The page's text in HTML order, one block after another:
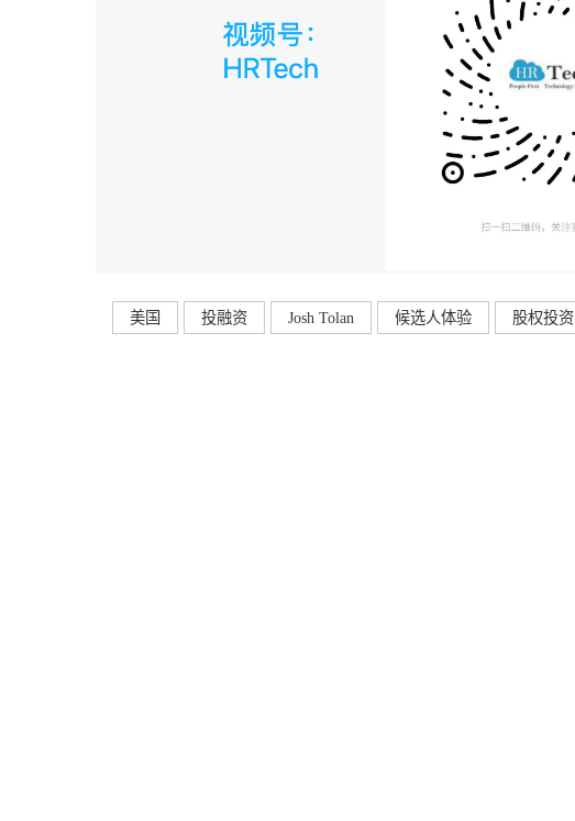
美国 投融资 Josh Tolan 候选人体验 股权投资